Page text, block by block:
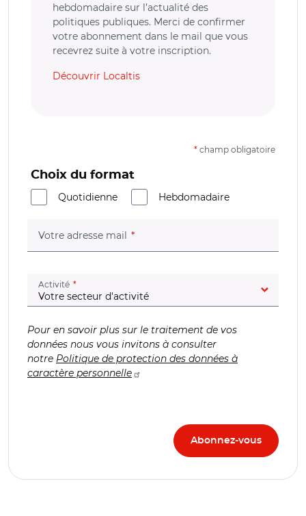
hebdomadaire sur l’actualité des
politiques publiques. Merci de confirmer
votre abonnement dans le mail que vous
recevrez suite à votre inscription.
Découvrir Localtis
* champ obligatoire
Choix du format
Quotidienne
Hebdomadaire
Votre adresse mail (champ obligatoire)
Activité (champ obligatoire)
Pour en savoir plus sur le traitement de vos
données nous vous invitons à consulter
notre Politique de protection des données à
caractère personnelle